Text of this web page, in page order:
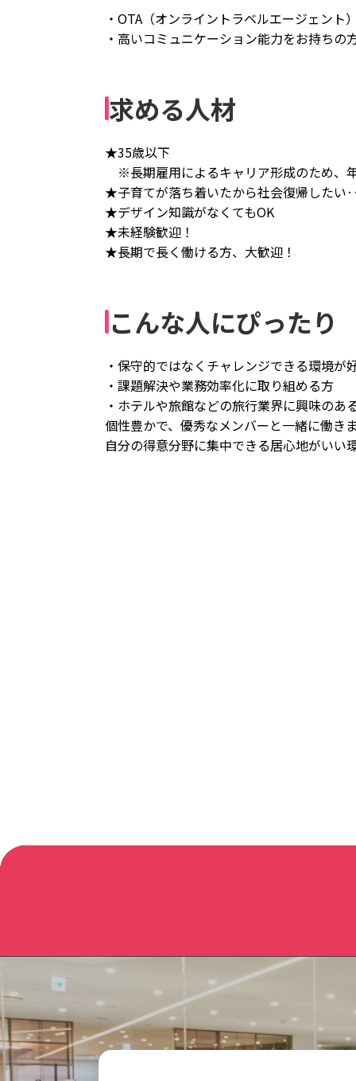
・OTA（オンライントラベルエージェント
・高いコミュニケーション能力をお持ちの
求める人材
★35歳以下
※長期雇用によるキャリア形成のため、
★子育てが落ち着いたから社会復帰したい
★デザイン知識がなくてもOK
★未経験歓迎！
★長期で長く働ける方、大歓迎！
こんな人にぴったり
・保守的ではなくチャレンジできる環境が
・課題解決や業務効率化に取り組める方
・ホテルや旅館などの旅行業界に興味のあ
個性豊かで、優秀なメンバーと一緒に働き
自分の得意分野に集中できる居心地がいい